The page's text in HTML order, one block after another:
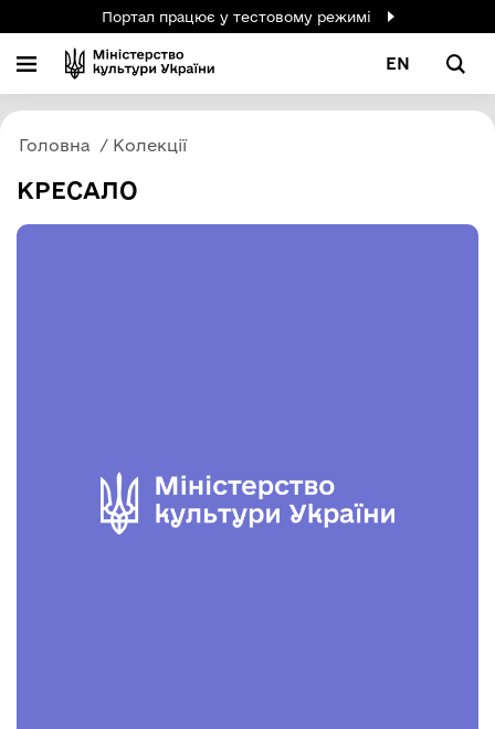
Портал працює у тестовому режимі
EN
Головна Колекції
КРЕСАЛО